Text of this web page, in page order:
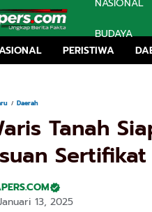
BUDAYA
PERISTIWA
Daerah
Tanah
Sertifikat
13, 2025